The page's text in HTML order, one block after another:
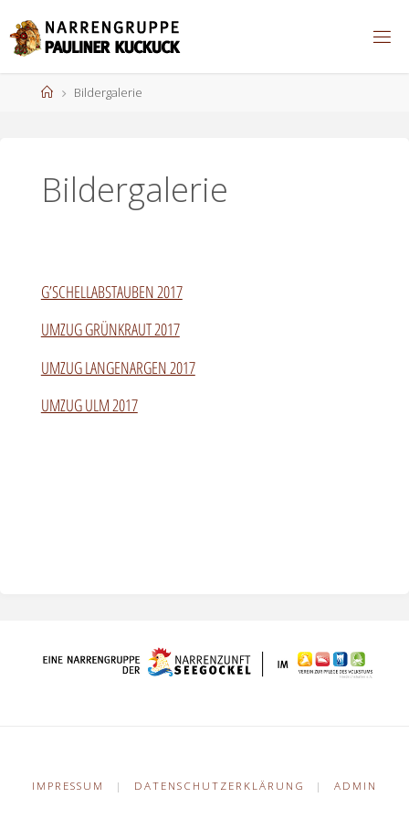
Inhalt
springen
StartBildergalerie
Bildergalerie
G’SCHELLABSTAUBEN 2017
UMZUG GRÜNKRAUT 2017
UMZUG LANGENARGEN 2017
UMZUG ULM 2017
IMPRESSUM | DATENSCHUTZERKLÄRUNG | ADMIN